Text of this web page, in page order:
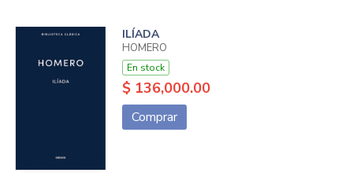
ILÍADA
HOMERO
En stock
$ 136,000.00
Comprar